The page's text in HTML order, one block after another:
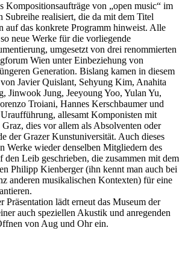
Kompositionsaufträge von „open music“ im
Subreihe realisiert, die da mit dem Titel
auf das konkrete Programm hinweist. Alle
neue Werke für die vorliegende
umgesetzt von drei renommierten
Wien unter Einbeziehung von
Generation. Bislang kamen in diesem
Javier Quislant, Sehyung Kim, Anahita
Jinwook Jung, Jeeyoung Yoo, Yulan Yu,
Troiani, Hannes Kerschbaumer und
allesamt Komponisten mit
dies vor allem als Absolventen oder
der Grazer Kunstuniversität. Auch dieses
Werke wieder denselben Mitgliedern des
Leib geschrieben, die zusammen mit dem
Philipp Kienberger (ihn kennt man auch bei
anderen musikalischen Kontexten) für eine
Präsentation lädt erneut das Museum der
auch speziellen Akustik und anregenden
von Aug und Ohr ein.